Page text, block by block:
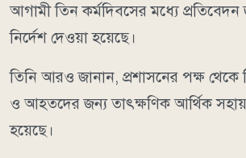
আগামী তিন কর্মদিবসের মধ্যে
নির্দেশ দেওয়া হয়েছে।
তিনি আরও জানান, প্রশাসনের পক্ষ থেকে
ও আহতদের জন্য তাৎক্ষণিক আর্থিক
হয়েছে।